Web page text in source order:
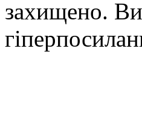
захищено.